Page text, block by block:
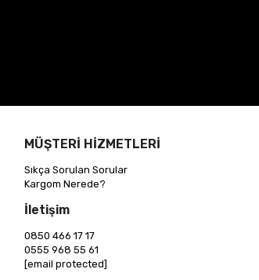
MÜŞTERİ HİZMETLERİ
Sıkça Sorulan Sorular
Kargom Nerede?
İletişim
0850 466 17 17
0555 968 55 61
[email protected]